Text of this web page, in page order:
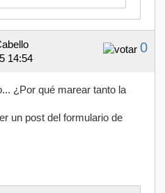
0
14:54
¿Por qué marear tanto la
un post del formulario de